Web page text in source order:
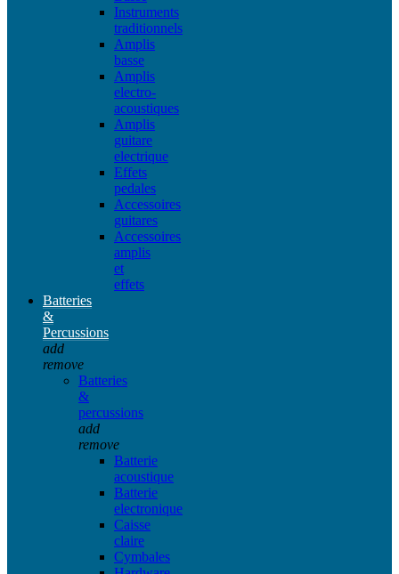
Instruments
traditionnels
Amplis
basse
Amplis
electro-
acoustiques
Amplis
guitare
electrique
Effets
pedales
Accessoires
guitares
Accessoires
amplis
et
effets
Batteries
&
Percussions
add
remove
Batteries
&
percussions
add
remove
Batterie
acoustique
Batterie
electronique
Caisse
claire
Cymbales